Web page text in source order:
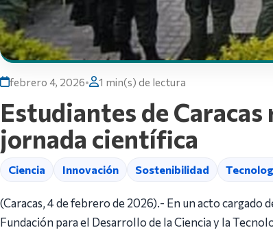
febrero 4, 2026• 1 min(s) de lectura
Estudiantes de
jornada científica
Ciencia Innovación Sostenibilidad
(Caracas, 4 de febrero de 2026).- En un acto
Fundación para el Desarrollo de la Ciencia y la